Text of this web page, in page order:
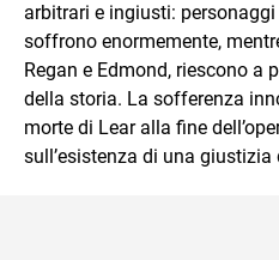
arbitrari e ingiusti:
soffrono enormemente,
Regan e Edmond, riescono a
della storia. La sofferenza
morte di Lear alla fine
sull’esistenza di una giustizia